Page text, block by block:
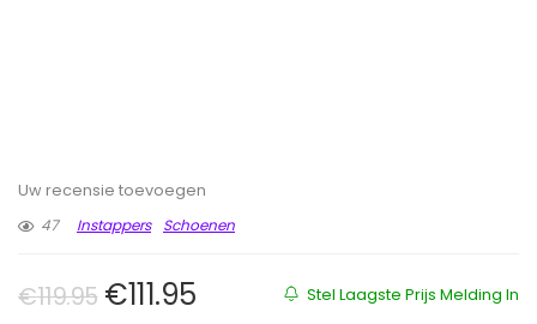
Uw recensie toevoegen
47
Instappers Schoenen
Stel Laagste Prijs Melding In
€119.95 Oorspronkelijke prijs was:
€111.95Huidige prijs is: €111.95.